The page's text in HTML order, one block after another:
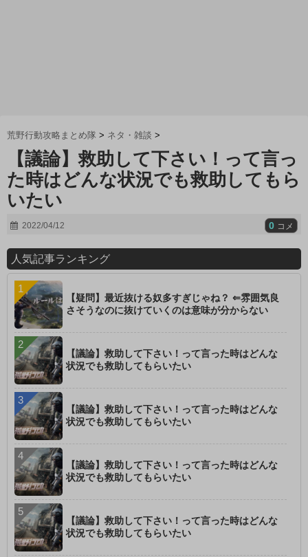
荒野行動攻略まとめ隊 > ネタ・雑談 >
【議論】救助して下さい！って言っ
た時はどんな状況でも救助してもら
いたい
2022/04/12 0 コメ
人気記事ランキング
【疑問】最近抜ける奴多すぎじゃね？ ⇐雰囲気良
さそうなのに抜けていくのは意味が分からない
【議論】救助して下さい！って言った時はどんな
状況でも救助してもらいたい
【議論】救助して下さい！って言った時はどんな
状況でも救助してもらいたい
【議論】救助して下さい！って言った時はどんな
状況でも救助してもらいたい
【議論】救助して下さい！って言った時はどんな
状況でも救助してもらいたい